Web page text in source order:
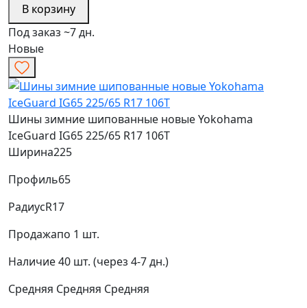
В корзину
Под заказ ~7 дн.
Новые
Шины зимние шипованные новые Yokohama
IceGuard IG65 225/65 R17 106T
Ширина225
Профиль65
РадиусR17
Продажапо 1 шт.
Наличие40 шт. (через 4-7 дн.)
Средняя Средняя Средняя